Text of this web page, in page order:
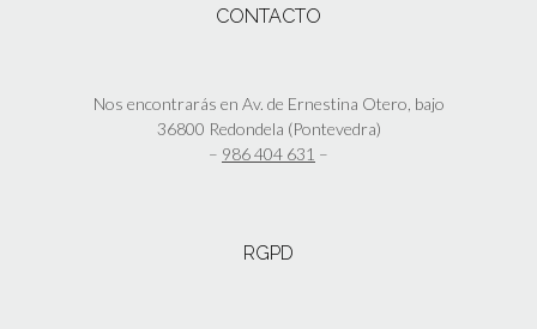
CONTACTO
Nos encontrarás en Av. de Ernestina Otero, bajo
36800 Redondela (Pontevedra)
– 986 404 631 –
RGPD